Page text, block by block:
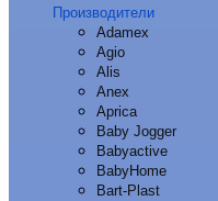
Производители
Adamex
Agio
Alis
Anex
Aprica
Baby Jogger
Babyactive
BabyHome
Bart-Plast